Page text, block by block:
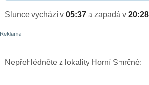
Slunce vychází v 05:37 a zapadá v 20:28
Nepřehlédněte z lokality Horní Smrčné: